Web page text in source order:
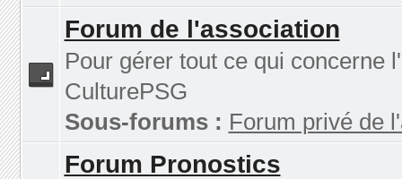
Forum de l'association
Pour gérer tout ce qui concerne
CulturePSG
Sous-forums : Forum privé de
Forum Pronostics